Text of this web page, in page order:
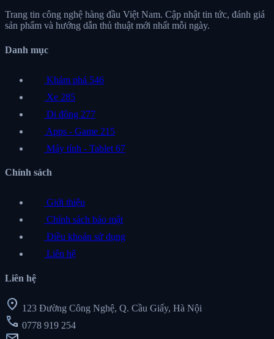
Trang tin công nghệ hàng đầu Việt Nam. Cập nhật tin tức, đánh giá
sản phẩm và hướng dẫn thủ thuật mới nhất mỗi ngày.
Danh mục
Khám phá 546
Xe 285
Di động 277
Apps - Game 215
Máy tính - Tablet 67
Chính sách
Giới thiệu
Chính sách bảo mật
Điều khoản sử dụng
Liên hệ
Liên hệ
location_on 123 Đường Công Nghệ, Q. Cầu Giấy, Hà Nội
call 0778 919 254